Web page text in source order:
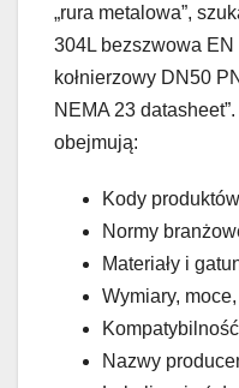
„rura metalowa”,
304L bezszwowa EN
kołnierzowy DN50
NEMA 23
obejmują:
Kody
Normy
Materiały i
Wymiary,
Nazwy